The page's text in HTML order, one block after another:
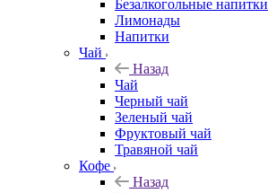
Безалкогольные напитки
Лимонады
Напитки
Чай
Назад
Чай
Черный чай
Зеленый чай
Фруктовый чай
Травяной чай
Кофе
Назад